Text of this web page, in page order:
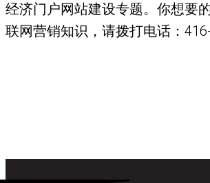
经济门户网站建设专题。你想要
联网营销知识，请拨打电话：